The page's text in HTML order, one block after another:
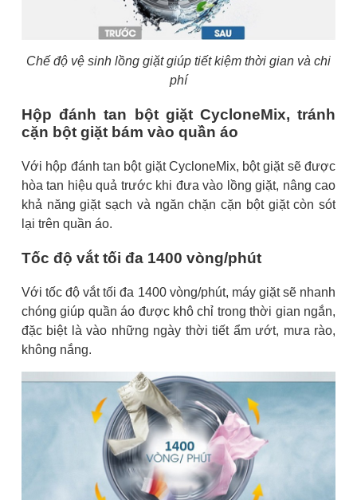
Chế độ vệ sinh lồng giặt giúp tiết kiệm thời gian và chi
phí
Hộp đánh tan bột giặt CycloneMix, tránh
cặn bột giặt bám vào quần áo
Với hộp đánh tan bột giặt CycloneMix, bột giặt sẽ được
hòa tan hiệu quả trước khi đưa vào lồng giặt, nâng cao
khả năng giặt sạch và ngăn chặn cặn bột giặt còn sót
lại trên quần áo.
Tốc độ vắt tối đa 1400 vòng/phút
Với tốc độ vắt tối đa 1400 vòng/phút, máy giặt sẽ nhanh
chóng giúp quần áo được khô chỉ trong thời gian ngắn,
đặc biệt là vào những ngày thời tiết ẩm ướt, mưa rào,
không nắng.